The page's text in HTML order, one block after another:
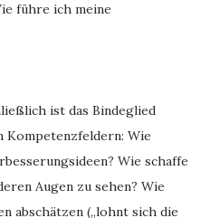
führe ich meine
ist das Bindeglied
Kompetenzfeldern: Wie
Wie schaffe
Augen zu sehen? Wie
abschätzen („lohnt sich die